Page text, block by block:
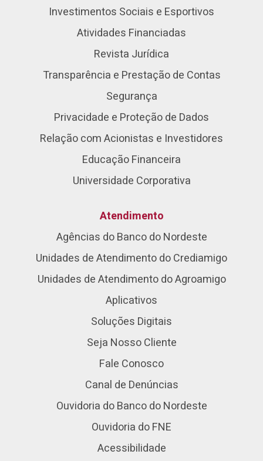
Investimentos Sociais e Esportivos
Atividades Financiadas
Revista Jurídica
Transparência e Prestação de Contas
Segurança
Privacidade e Proteção de Dados
Relação com Acionistas e Investidores
Educação Financeira
Universidade Corporativa
Atendimento
Agências do Banco do Nordeste
Unidades de Atendimento do Crediamigo
Unidades de Atendimento do Agroamigo
Aplicativos
Soluções Digitais
Seja Nosso Cliente
Fale Conosco
Canal de Denúncias
Ouvidoria do Banco do Nordeste
Ouvidoria do FNE
Acessibilidade